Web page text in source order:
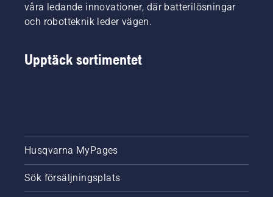
våra ledande innovationer, där batterilösningar
och robotteknik leder vägen.
Upptäck sortimentet
Husqvarna MyPages
Sök försäljningsplats